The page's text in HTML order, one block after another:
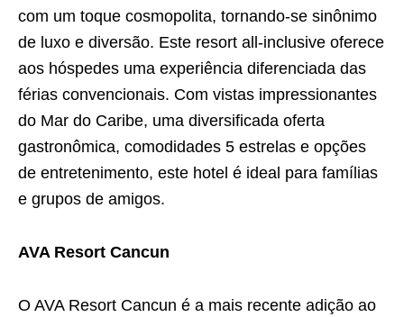
com um toque cosmopolita, tornando-se sinônimo
de luxo e diversão. Este resort all-inclusive oferece
aos hóspedes uma experiência diferenciada das
férias convencionais. Com vistas impressionantes
do Mar do Caribe, uma diversificada oferta
gastronômica, comodidades 5 estrelas e opções
de entretenimento, este hotel é ideal para famílias
e grupos de amigos.
AVA Resort Cancun
O AVA Resort Cancun é a mais recente adição ao